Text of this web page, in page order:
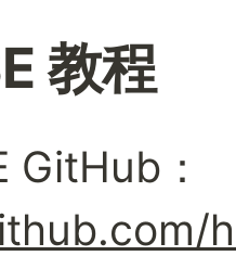
教程
GitHub：